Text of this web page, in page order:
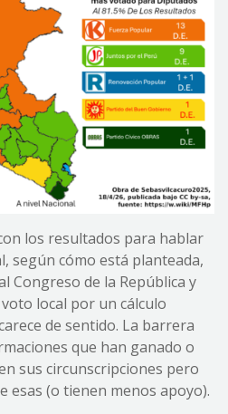
los resultados para hablar
según cómo está planteada,
Congreso de la República y
local por un cálculo
de sentido. La barrera
que han ganado o
sus circunscripciones pero
esas (o tienen menos apoyo).